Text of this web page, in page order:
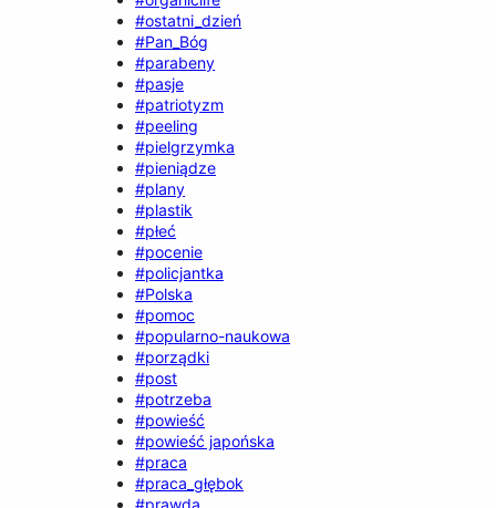
#ostatni_dzień
#Pan_Bóg
#parabeny
#pasje
#patriotyzm
#peeling
#pielgrzymka
#pieniądze
#plany
#plastik
#płeć
#pocenie
#policjantka
#Polska
#pomoc
#popularno-naukowa
#porządki
#post
#potrzeba
#powieść
#powieść japońska
#praca
#praca_głębok
#prawda